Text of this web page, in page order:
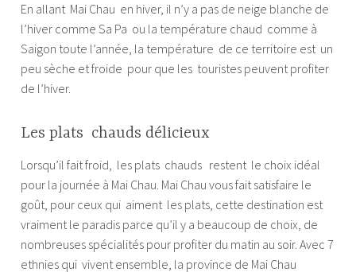
En allant Mai Chau en hiver, il n’y a pas de neige blanche de
l’hiver comme Sa Pa ou la température chaud comme à
Saigon toute l’année, la température de ce territoire est un
peu sèche et froide pour que les touristes peuvent profiter
de l’hiver.
Les plats chauds délicieux
Lorsqu’il fait froid, les plats chauds restent le choix idéal
pour la journée à Mai Chau. Mai Chau vous fait satisfaire le
goût, pour ceux qui aiment les plats, cette destination est
vraiment le paradis parce qu’il y a beaucoup de choix, de
nombreuses spécialités pour profiter du matin au soir. Avec 7
ethnies qui vivent ensemble, la province de Mai Chau